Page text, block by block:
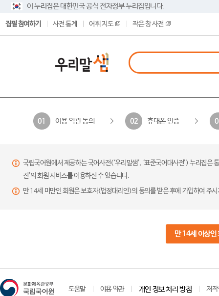
이 누리집은 대한민국 공식 전자정부 누리집입니다.
집필 참여하기 사전 통계 어휘 지도 작은 창 사전
01 이용 약관 동의 02 휴대폰 인증
국립국어원에서 제공하는 국어사전(‘우리말샘’, ‘표준국어대사전’) 누리집
전’의 회원 서비스를 이용하실 수 있습니다.
만 14세 미만인 회원은 보호자(법정대리인)의 동의를 받은 후에 가입하여 주
만 14세 이상인
도움말 이용 약관 개인 정보 처리 방침 저